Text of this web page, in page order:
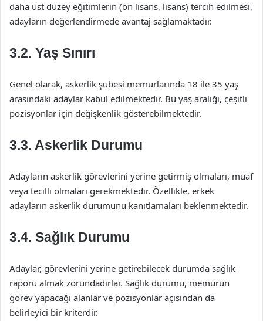
daha üst düzey eğitimlerin (ön lisans, lisans) tercih edilmesi,
adayların değerlendirmede avantaj sağlamaktadır.
3.2. Yaş Sınırı
Genel olarak, askerlik şubesi memurlarında 18 ile 35 yaş
arasındaki adaylar kabul edilmektedir. Bu yaş aralığı, çeşitli
pozisyonlar için değişkenlik gösterebilmektedir.
3.3. Askerlik Durumu
Adayların askerlik görevlerini yerine getirmiş olmaları, muaf
veya tecilli olmaları gerekmektedir. Özellikle, erkek
adayların askerlik durumunu kanıtlamaları beklenmektedir.
3.4. Sağlık Durumu
Adaylar, görevlerini yerine getirebilecek durumda sağlık
raporu almak zorundadırlar. Sağlık durumu, memurun
görev yapacağı alanlar ve pozisyonlar açısından da
belirleyici bir kriterdir.